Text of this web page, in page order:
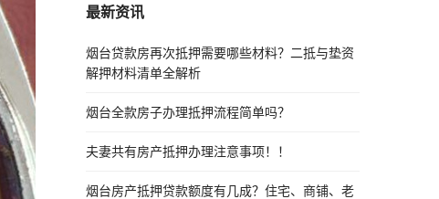
最新资讯
烟台贷款房再次抵押需要哪些材料？二抵与垫资
解押材料清单全解析
烟台全款房子办理抵押流程简单吗？
夫妻共有房产抵押办理注意事项！！
烟台房产抵押贷款额度有几成？住宅、商铺、老